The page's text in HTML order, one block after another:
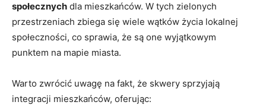
społecznych dla‌ mieszkańców. W tych zielonych
⁢przestrzeniach zbiega ‍się wiele wątków‍ życia lokalnej
społeczności, co sprawia, że są one wyjątkowym
punktem na mapie miasta.
Warto​ zwrócić uwagę na fakt, że skwery sprzyjają
integracji mieszkańców, oferując: